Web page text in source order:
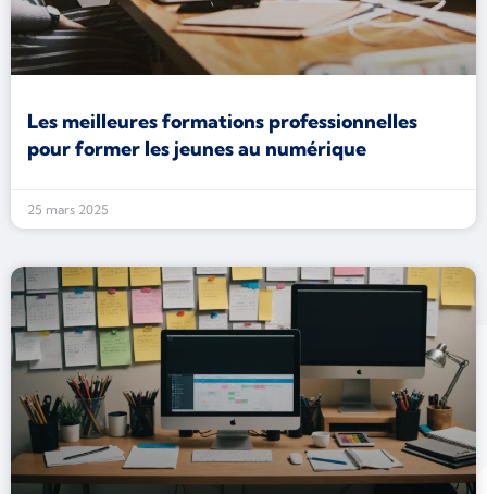
Les meilleures formations professionnelles
pour former les jeunes au numérique
25 mars 2025